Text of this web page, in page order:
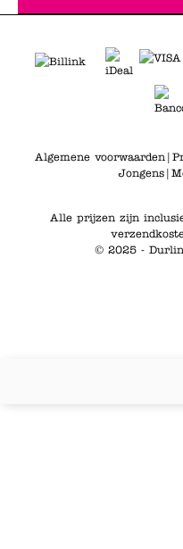
Algemene voorwaarden|
Jongens|
Alle prijzen zijn
© 2025 -